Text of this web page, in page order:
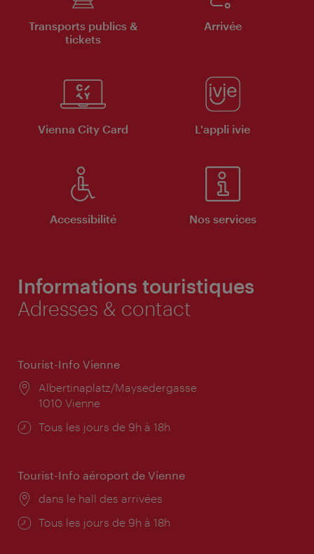
Transports publics &
tickets
Arrivée
Vienna City Card L'appli ivie
Accessibilité Nos services
Informations touristiques
Adresses & contact
Tourist-Info Vienne
Lieu:
Albertinaplatz/Maysedergasse
1010 Vienne
Horaires
Tous les jours de 9h à 18h
Tourist-Info aéroport de Vienne
Lieu:
dans le hall des arrivées
Horaires
Tous les jours de 9h à 18h